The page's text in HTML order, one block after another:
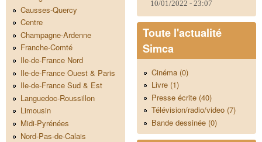
Causses-Quercy
Centre
Champagne-Ardenne
Franche-Comté
Ile-de-France Nord
Ile-de-France Ouest & Paris
Ile-de-France Sud & Est
Languedoc-Roussillon
Limousin
Midi-Pyrénées
Nord-Pas-de-Calais
10/01/2022 - 23:07
Toute l'actualité
Simca
Cinéma (0)
Livre (1)
Presse écrite (40)
Télévision/radio/video (7)
Bande dessinée (0)